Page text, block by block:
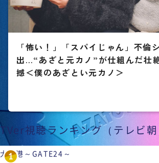
「怖い！」「スパイじゃん」不倫
出…“あざと元カノ”が仕組んだ壮
撼＜僕のあざとい元カノ＞
TVer視聴ランキング（テレビ朝
1
大空港～GATE24～